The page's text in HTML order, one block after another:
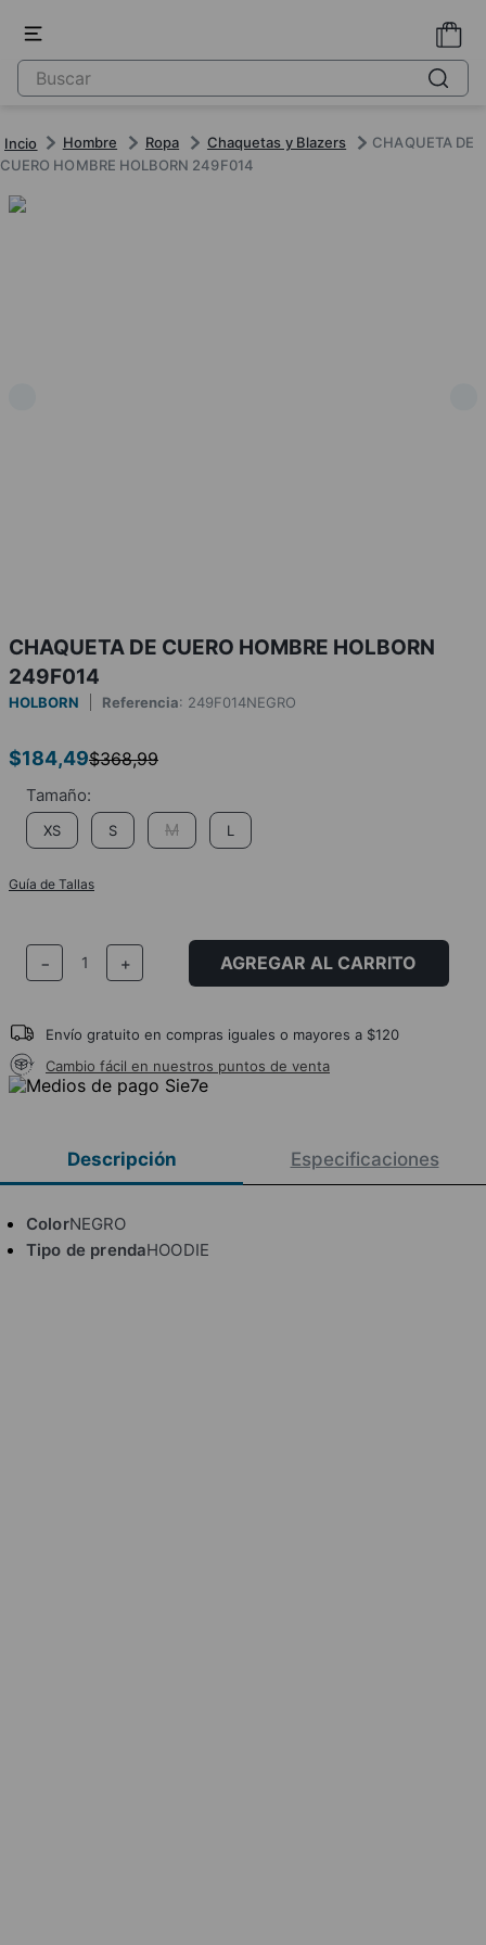
Hombre Ropa Chaquetas y Blazers
CHAQUETA DE
CUERO HOMBRE HOLBORN 249F014
CHAQUETA DE CUERO HOMBRE HOLBORN
249F014
HOLBORN Referencia: 249F014NEGRO
$184,49$368,99
XS S M L
Guía de Tallas
＋
－ AGREGAR AL CARRITO
Envío gratuito en compras iguales o mayores a $120
Cambio fácil en nuestros puntos de venta
Descripción Especificaciones
ColorNEGRO
Tipo de prendaHOODIE